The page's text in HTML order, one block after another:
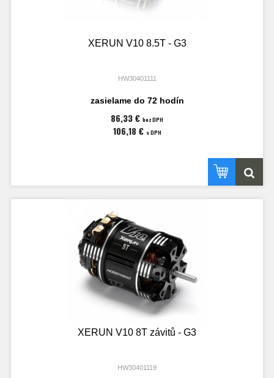
XERUN V10 8.5T - G3
HW30401111
zasielame do 72 hodín
86,33 € bez DPH
106,18 € s DPH
XERUN V10 8T závitů - G3
HW30401119